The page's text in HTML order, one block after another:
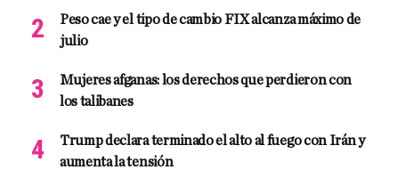
Peso cae y el tipo de cambio FIX alcanza máximo de
julio
Mujeres afganas: los derechos que perdieron con
los talibanes
Trump declara terminado el alto al fuego con Irán y
aumenta la tensión